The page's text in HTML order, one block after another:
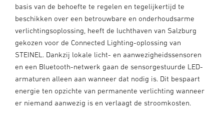
basis van de behoefte te regelen en tegelijkertijd te
beschikken over een betrouwbare en onderhoudsarme
verlichtingsoplossing, heeft de luchthaven van Salzburg
gekozen voor de Connected Lighting-oplossing van
STEINEL. Dankzij lokale licht- en aanwezigheidssensoren
en een Bluetooth-netwerk gaan de sensorgestuurde LED-
armaturen alleen aan wanneer dat nodig is. Dit bespaart
energie ten opzichte van permanente verlichting wanneer
er niemand aanwezig is en verlaagt de stroomkosten.